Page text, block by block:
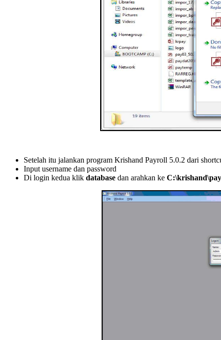
Setelah itu jalankan program Krishand Payroll 5.0.2 dari
Input username dan password
Di login kedua klik database dan arahkan ke